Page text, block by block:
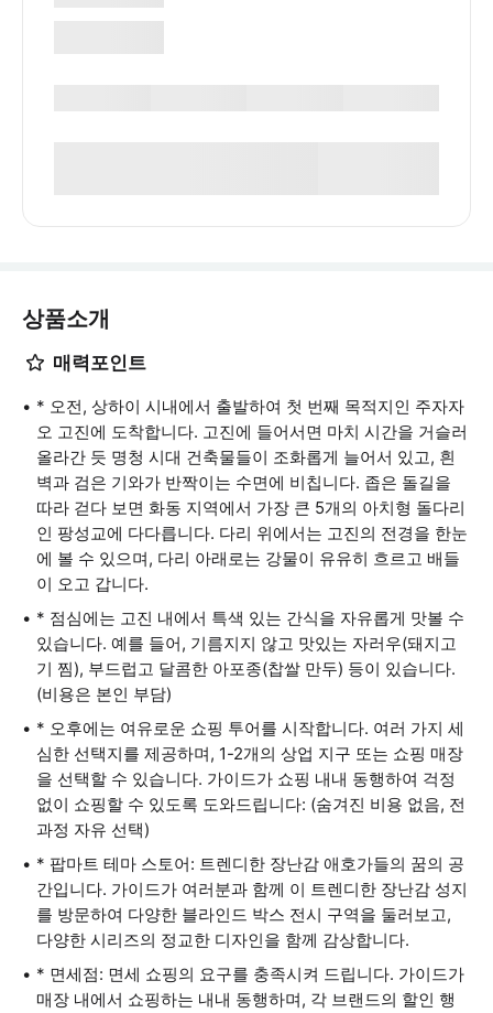
상품소개
매력포인트
* 오전, 상하이 시내에서 출발하여 첫 번째 목적지인 주자자
오 고진에 도착합니다. 고진에 들어서면 마치 시간을 거슬러
올라간 듯 명청 시대 건축물들이 조화롭게 늘어서 있고, 흰
벽과 검은 기와가 반짝이는 수면에 비칩니다. 좁은 돌길을
따라 걷다 보면 화동 지역에서 가장 큰 5개의 아치형 돌다리
인 팡성교에 다다릅니다. 다리 위에서는 고진의 전경을 한눈
에 볼 수 있으며, 다리 아래로는 강물이 유유히 흐르고 배들
이 오고 갑니다.
* 점심에는 고진 내에서 특색 있는 간식을 자유롭게 맛볼 수
있습니다. 예를 들어, 기름지지 않고 맛있는 자러우(돼지고
기 찜), 부드럽고 달콤한 아포종(찹쌀 만두) 등이 있습니다.
(비용은 본인 부담)
* 오후에는 여유로운 쇼핑 투어를 시작합니다. 여러 가지 세
심한 선택지를 제공하며, 1-2개의 상업 지구 또는 쇼핑 매장
을 선택할 수 있습니다. 가이드가 쇼핑 내내 동행하여 걱정
없이 쇼핑할 수 있도록 도와드립니다: (숨겨진 비용 없음, 전
과정 자유 선택)
* 팝마트 테마 스토어: 트렌디한 장난감 애호가들의 꿈의 공
간입니다. 가이드가 여러분과 함께 이 트렌디한 장난감 성지
를 방문하여 다양한 블라인드 박스 전시 구역을 둘러보고,
다양한 시리즈의 정교한 디자인을 함께 감상합니다.
* 면세점: 면세 쇼핑의 요구를 충족시켜 드립니다. 가이드가
매장 내에서 쇼핑하는 내내 동행하며, 각 브랜드의 할인 행